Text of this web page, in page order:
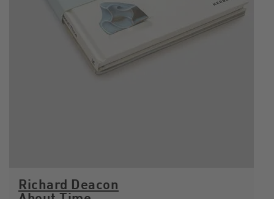
Richard Deacon